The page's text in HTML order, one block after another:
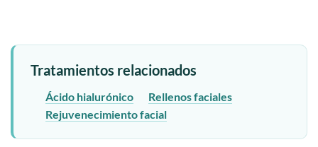
Tratamientos relacionados
Ácido hialurónico
Rellenos faciales
Rejuvenecimiento facial